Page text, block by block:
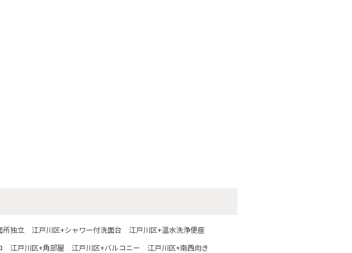
所独立 江戸川区+シャワー付洗面台
江戸川区+温水洗浄便座
江戸川区+角部屋 江戸川区+バルコニー
江戸川区+南西向き